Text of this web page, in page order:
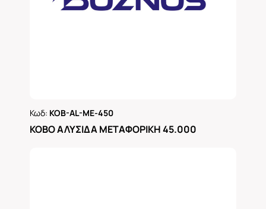
Κωδ: KOB-AL-ME-450
KOBO ΑΛΥΣΙΔΑ ΜΕΤΑΦΟΡΙΚΗ 45.000